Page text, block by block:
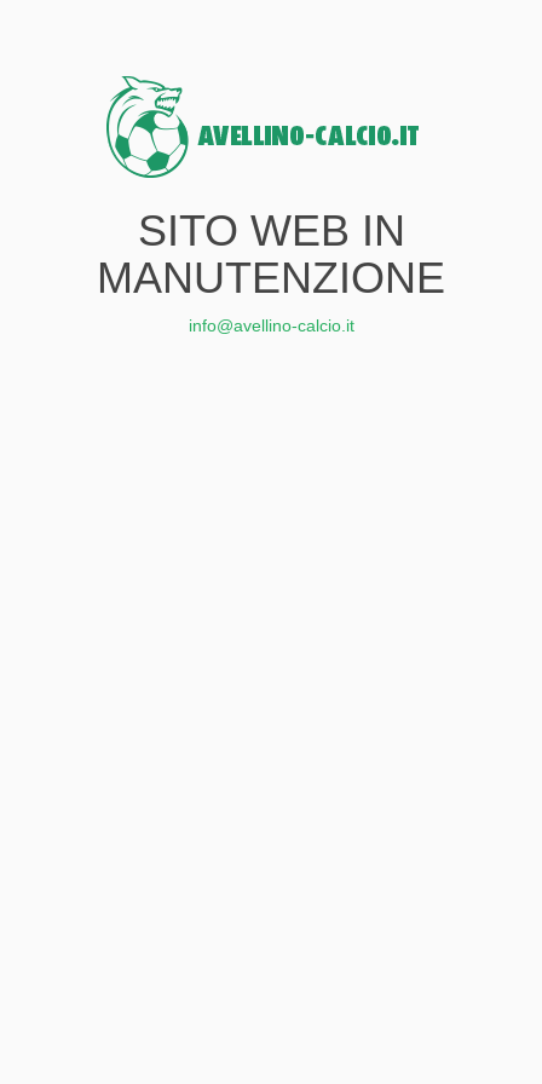
SITO WEB IN
MANUTENZIONE
info@avellino-calcio.it